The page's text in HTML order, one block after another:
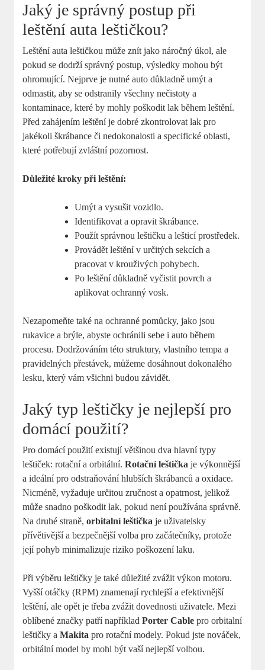
Jaký je správný postup při
leštění auta leštičkou?
Leštění auta leštičkou může znít jako náročný úkol, ale
pokud se dodrží správný postup, výsledky mohou být
ohromující. Nejprve je nutné auto důkladně umýt a
odmastit, aby se odstranily všechny nečistoty a
kontaminace, které by mohly poškodit lak během leštění.
Před zahájením leštění je dobré zkontrolovat lak pro
jakékoli škrábance či nedokonalosti a specifické oblasti,
které potřebují zvláštní pozornost.
Důležité kroky při leštění:
Umýt a vysušit vozidlo.
Identifikovat a opravit škrábance.
Použít správnou leštičku a lešticí prostředek.
Provádět leštění v určitých sekcích a
pracovat v krouživých pohybech.
Po leštění důkladně vyčistit povrch a
aplikovat ochranný vosk.
Nezapomeňte také na ochranné pomůcky, jako jsou
rukavice a brýle, abyste ochránili sebe i auto během
procesu. Dodržováním této struktury, vlastního tempa a
pravidelných přestávek, můžeme dosáhnout dokonalého
lesku, který vám všichni budou závidět.
Jaký typ leštičky je nejlepší pro
domácí použití?
Pro domácí použití existují většinou dva hlavní typy
leštiček: rotační a orbitální.Rotační leštička je výkonnější
a ideální pro odstraňování hlubších škrábanců a oxidace.
Nicméně, vyžaduje určitou zručnost a opatrnost, jelikož
může snadno poškodit lak, pokud není používána správně.
Na druhé straně,orbitalní leštička je uživatelsky
přívětivější a bezpečnější volba pro začátečníky, protože
její pohyb minimalizuje riziko poškození laku.
Při výběru leštičky je také důležité zvážit výkon motoru.
Vyšší otáčky (RPM) znamenají rychlejší a efektivnější
leštění, ale opět je třeba zvážit dovednosti uživatele. Mezi
oblíbené značky patří napříkladPorter Cable pro orbitalní
leštičky aMakita pro rotační modely. Pokud jste nováček,
orbitální model by mohl být vaší nejlepší volbou.